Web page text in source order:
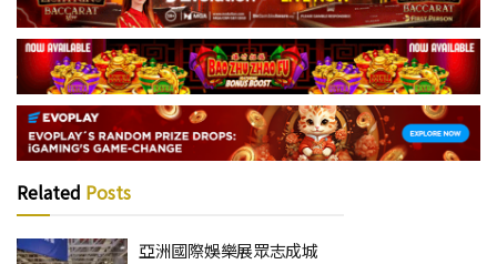
Related Posts
亞洲國際娛樂展眾志成城